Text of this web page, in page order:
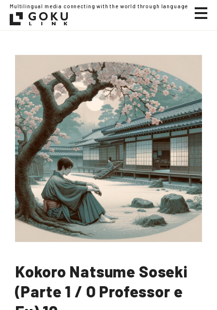
Multilingual media connecting with the world through language
Kokoro Natsume Soseki
(Parte 1 / O Professor e